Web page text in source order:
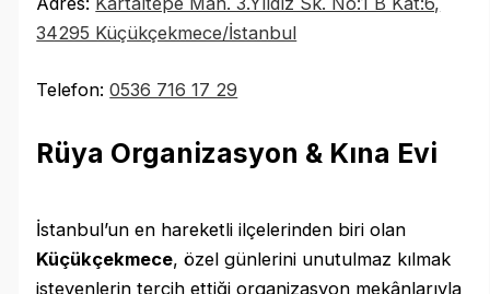
34295 Küçükçekmece/İstanbul
Telefon:0536 716 17 29
Rüya Organizasyon & Kına Evi
İstanbul’un en hareketli ilçelerinden biri olan
Küçükçekmece, özel günlerini unutulmaz kılmak
isteyenlerin tercih ettiği organizasyon mekânlarıyla